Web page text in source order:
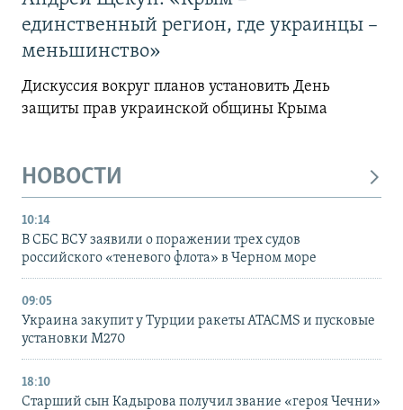
единственный регион, где украинцы –
меньшинство»
Дискуссия вокруг планов установить День
защиты прав украинской общины Крыма
НОВОСТИ
10:14
В СБС ВСУ заявили о поражении трех судов
российского «теневого флота» в Черном море
09:05
Украина закупит у Турции ракеты ATACMS и пусковые
установки M270
18:10
Старший сын Кадырова получил звание «героя Чечни»